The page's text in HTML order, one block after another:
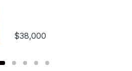
$38,000